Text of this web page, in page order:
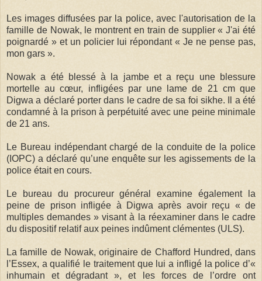
Les images diffusées par la police, avec l'autorisation de la
famille de Nowak, le montrent en train de supplier « J'ai été
poignardé » et un policier lui répondant « Je ne pense pas,
mon gars ».
Nowak a été blessé à la jambe et a reçu une blessure
mortelle au cœur, infligées par une lame de 21 cm que
Digwa a déclaré porter dans le cadre de sa foi sikhe. Il a été
condamné à la prison à perpétuité avec une peine minimale
de 21 ans.
Le Bureau indépendant chargé de la conduite de la police
(IOPC) a déclaré qu’une enquête sur les agissements de la
police était en cours.
Le bureau du procureur général examine également la
peine de prison infligée à Digwa après avoir reçu « de
multiples demandes » visant à la réexaminer dans le cadre
du dispositif relatif aux peines indûment clémentes (ULS).
La famille de Nowak, originaire de Chafford Hundred, dans
l’Essex, a qualifié le traitement que lui a infligé la police d’«
inhumain et dégradant », et les forces de l’ordre ont